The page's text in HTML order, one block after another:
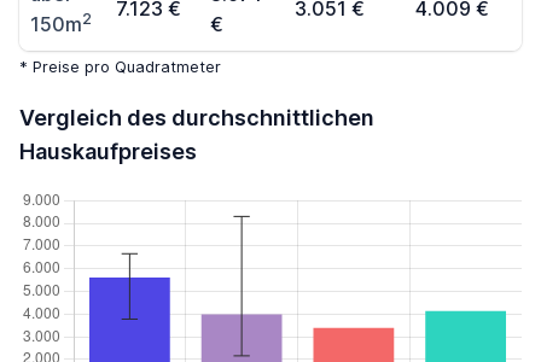
150m2 7.123 €
€
3.051 € 4.009 €
* Preise pro Quadratmeter
Vergleich des durchschnittlichen
Hauskaufpreises